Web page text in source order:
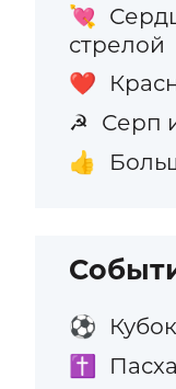
💘
стрелой
❤️
☭ Серп
👍
⚽
✝️ Пасха